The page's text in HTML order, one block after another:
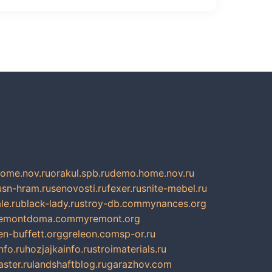
orakul.spb.rudemo.home.nov.ru
sn-hram.rusenovosti.rufexer.rusnite-mebel.ru
black-lady.rustroy-db.commynances.org
myremont.org
buffett.orggreleon.comsp-or.ru
hozjajkainfo.rustroimaterials.ru
landshaftblog.rugarazhov.com